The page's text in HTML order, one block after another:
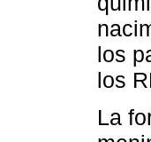
los
los
La